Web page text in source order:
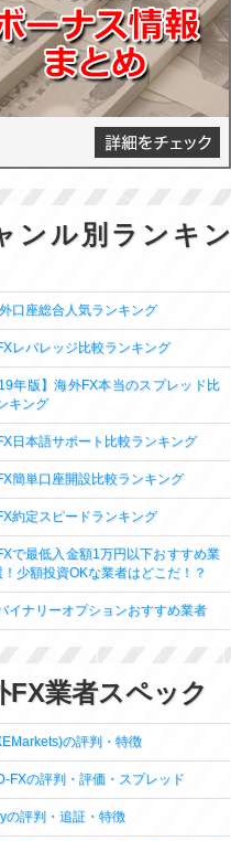
ンル別ランキン
口座総合人気ランキング
レバレッジ比較ランキング
年版】海外FX本当のスプレッド比
キング
日本語サポート比較ランキング
簡単口座開設比較ランキング
約定スピードランキング
で最低入金額1万円以下おすすめ業
少額投資OKな業者はどこだ！？
イナリーオプションおすすめ業者
FX業者スペック
の評判・特徴
FXの評判・評価・スプレッド
の評判・追証・特徴